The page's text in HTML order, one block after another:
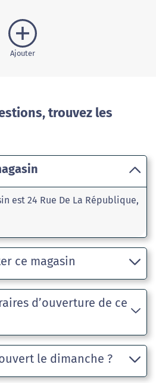
Ajouter
trouvez les
est 24 Rue De La République,
ce magasin
d’ouverture de ce
le dimanche ?